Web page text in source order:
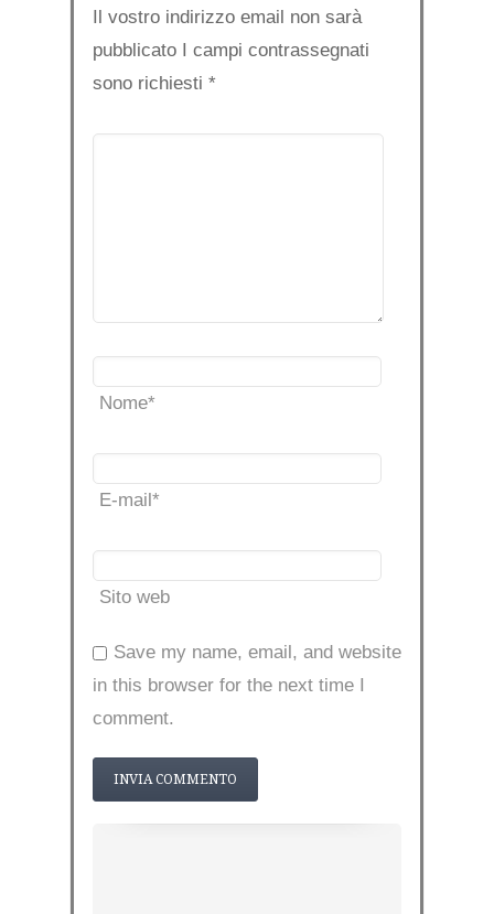
Il vostro indirizzo email non sarà
pubblicato I campi contrassegnati
sono richiesti *
Nome*
E-mail*
Sito web
Save my name, email, and website
in this browser for the next time I
comment.